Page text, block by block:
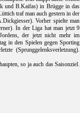
und B.Kaifas) in Brügge in das
traf man auch gestern in der
Vorher spielte man
In der Liga hat man jetzt 9
der jetzt nicht mehr im
in den Spielen gegen Sporting
(Sprunggelenksverletzung).
so ja auch das Saisonziel.